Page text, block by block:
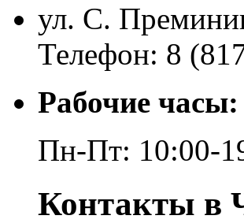
ул. С.
Телефон: 8
Рабочие часы:
Пн-Пт: 10:00-
Контакты в